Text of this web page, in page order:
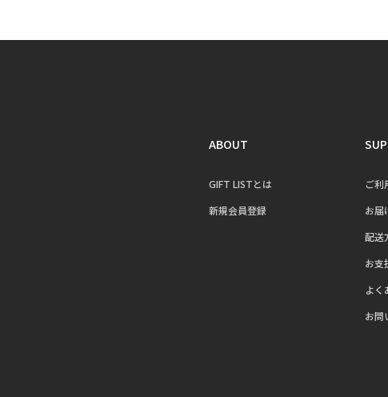
ABOUT
GIFT LISTとは
新規会員登録
ご利
お届
配送
お支
よく
お問